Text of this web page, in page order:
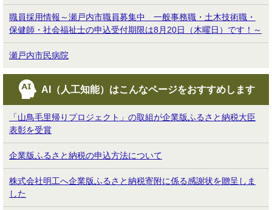
職員採用情報～瀬戸内市職員募集中 一般事務職・土木技術職・
保健師・社会福祉士の申込受付期限は8月20日（木曜日）です！～
瀬戸内市民病院
AI（人工知能）はこんなページをおすすめします
「山鳥毛里帰りプロジェクト」の取組が企業版ふるさと納税大臣
表彰を受賞
企業版ふるさと納税の申込方法について
株式会社明工へ企業版ふるさと納税寄附に係る感謝状を贈呈しま
した